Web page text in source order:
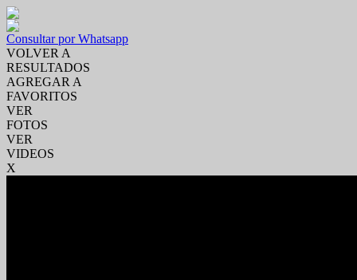
Consultar por Whatsapp
VOLVER A
RESULTADOS
AGREGAR A
FAVORITOS
VER
FOTOS
VER
VIDEOS
X